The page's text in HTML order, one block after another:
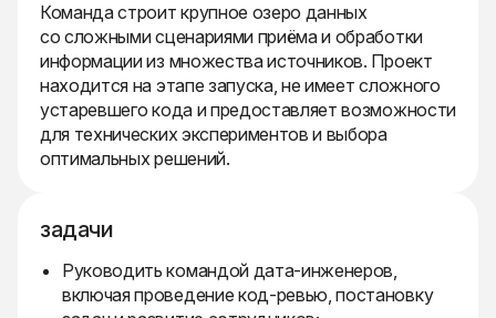
Команда строит крупное озеро данных
со сложными сценариями приёма и обработки
информации из множества источников. Проект
находится на этапе запуска, не имеет сложного
устаревшего кода и предоставляет возможности
для технических экспериментов и выбора
оптимальных решений.
задачи
Руководить командой дата-инженеров,
включая проведение код-ревью, постановку